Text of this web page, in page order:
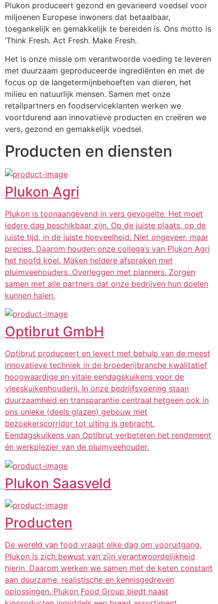
Plukon produceert gezond en gevarieerd voedsel voor
miljoenen Europese inwoners dat betaalbaar,
toegankelijk en gemakkelijk te bereiden is. Ons motto is
‘Think Fresh. Act Fresh. Make Fresh.
Het is onze missie om verantwoorde voeding te leveren
met duurzaam geproduceerde ingrediënten en met de
focus op de langetermijnbehoeften van dieren, het
milieu en natuurlijk mensen. Samen met onze
retailpartners en foodserviceklanten werken we
voortdurend aan innovatieve producten en creëren we
vers, gezond en gemakkelijk voedsel.
Producten en diensten
Plukon Agri
Plukon is toonaangevend in vers gevogelte. Het moet
iedere dag beschikbaar zijn. Op de juiste plaats, op de
juiste tijd, in de juiste hoeveelheid. Niet ongeveer, maar
precies. Daarom houden onze collega’s van Plukon Agri
het hoofd koel. Maken heldere afspraken met
pluimveehouders. Overleggen met planners. Zorgen
samen met alle partners dat onze bedrijven hun doelen
kunnen halen.
Optibrut GmbH
Optibrut produceert en levert met behulp van de meest
innovatieve techniek in de broederijbranche kwalitatief
hoogwaardige en vitale eendagskuikens voor de
vleeskuikenhouderij. In onze bedrijfsvoering staan
duurzaamheid en transparantie centraal hetgeen ook in
ons unieke (deels glazen) gebouw met
bezoekerscorridor tot uiting is gebracht.
Eendagskuikens van Optibrut verbeteren het rendement
én werkplezier van de pluimveehouder.
Plukon Saasveld
Producten
De wereld van food vraagt elke dag om vooruitgang.
Plukon is zich bewust van zijn verantwoordelijkheid
hierin. Daarom werken we samen met de keten constant
aan duurzame, realistische en kennisgedreven
oplossingen. Plukon Food Group biedt naast